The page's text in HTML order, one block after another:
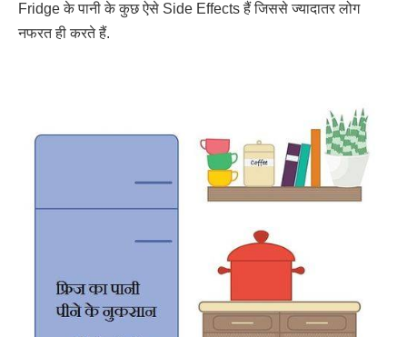
Fridge के पानी के कुछ ऐसे Side Effects हैं जिससे ज्यादातर लोग
नफरत ही करते हैं.